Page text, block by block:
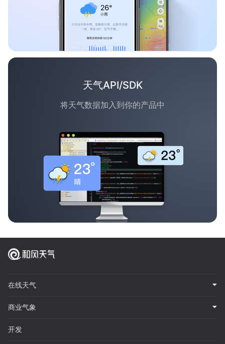
天气API/SDK
将天气数据加入到你的产品中
在线天气
商业气象
开发